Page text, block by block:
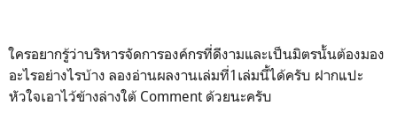
ใครอยากรู้ว่าบริหารจัดการองค์กรที่ดีงามและเป็นมิตรนั้นต้องมอง
อะไรอย่างไร​บ้าง ลองอ่าน​ผลงานเล่มที่1เล่มนี้ได้ครับ​ ฝากแปะ
หัวใจเอาไว้ข้างล่างใต้​ Comment​ ด้วยนะครับ